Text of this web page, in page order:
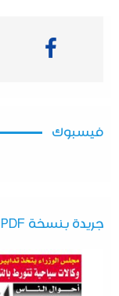
فيسبوك
جريدة بنسخة PDF